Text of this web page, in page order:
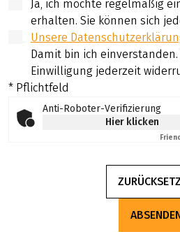
Ja, ich möchte regelmäßig
erhalten. Sie können sich
Unsere
Damit bin ich
Einwilligung jederzeit
* Pflichtfeld
Anti-Roboter-Verifizierung
Hier klicken